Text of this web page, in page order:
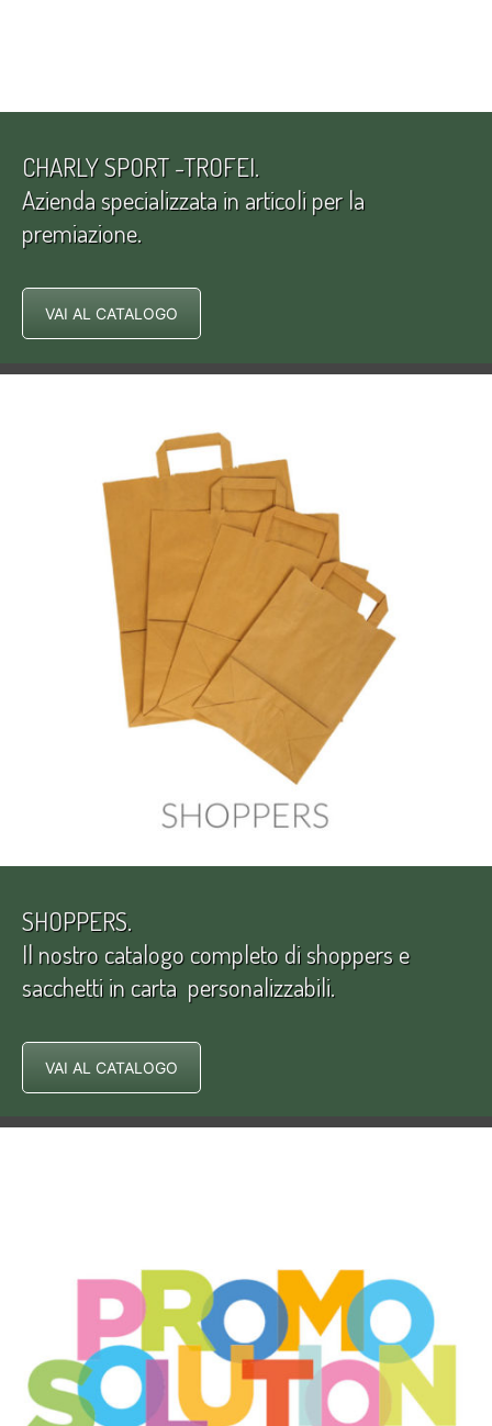
CHARLY SPORT -TROFEI.
Azienda specializzata in articoli per la
premiazione.
VAI AL CATALOGO
SHOPPERS.
Il nostro catalogo completo di shoppers e
sacchetti in carta personalizzabili.
VAI AL CATALOGO